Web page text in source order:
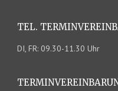
TEL.
DI, FR: 09.30-11.30 Uhr